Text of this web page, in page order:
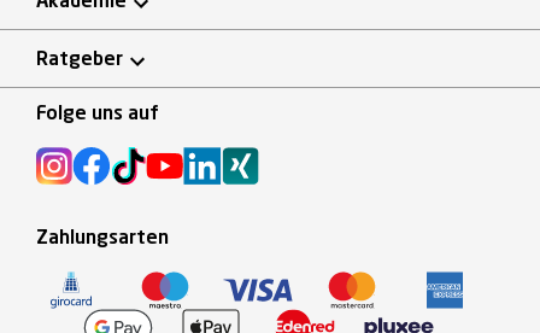
Ratgeber
Folge uns auf
Zahlungsarten